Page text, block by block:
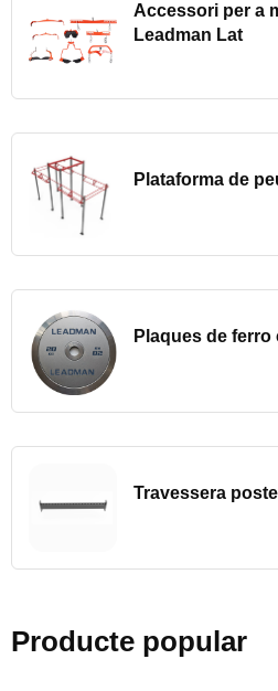
Accessori per a
Leadman Lat
Plataforma de
Plaques de ferro
Travessera
Producte popular